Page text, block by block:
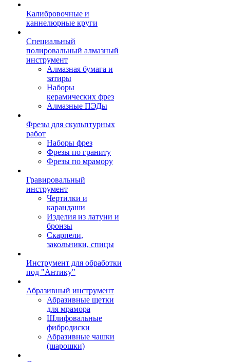
Калибровочные и
каннелюрные круги
Специальный
полировальный алмазный
инструмент
Алмазная бумага и
затиры
Наборы
керамических фрез
Алмазные ПЭДы
Фрезы для скульптурных
работ
Наборы фрез
Фрезы по граниту
Фрезы по мрамору
Гравировальный
инструмент
Чертилки и
карандаши
Изделия из латуни и
бронзы
Скарпели,
закольники, спицы
Инструмент для обработки
под "Антику"
Абразивный инструмент
Абразивные щетки
для мрамора
Шлифовальные
фибродиски
Абразивные чашки
(шарошки)